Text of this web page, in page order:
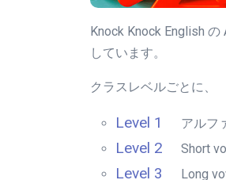
Knock Knock English
しています。
クラスレベルごとに、
Level 1 アルフ
Level 2 Short
Level 3 Long